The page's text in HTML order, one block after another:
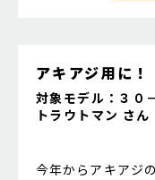
アキアジ用に！
対象モデル：３０
トラウトマン さん
今年からアキアジ